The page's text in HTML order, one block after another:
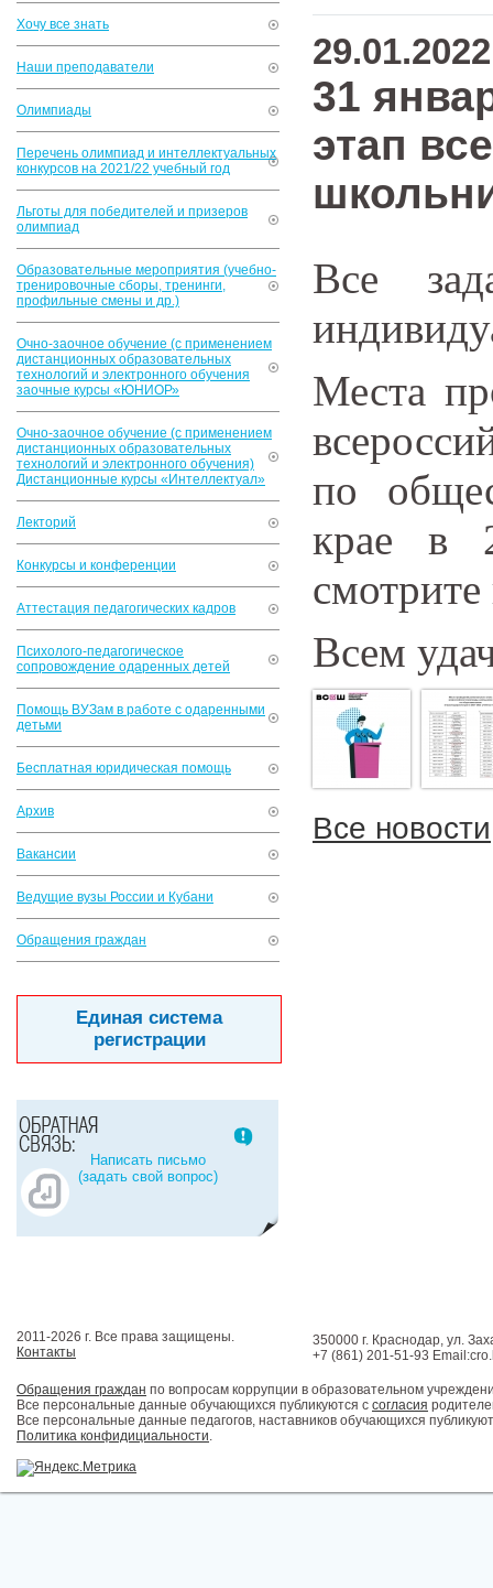
Хочу все знать
Наши преподаватели
Олимпиады
Перечень олимпиад и интеллектуальных
конкурсов на 2021/22 учебный год
Льготы для победителей и призеров
олимпиад
Образовательные мероприятия (учебно-
тренировочные сборы, тренинги,
профильные смены и др.)
Очно-заочное обучение (с применением
дистанционных образовательных
технологий и электронного обучения
заочные курсы «ЮНИОР»
Очно-заочное обучение (с применением
дистанционных образовательных
технологий и электронного обучения)
Дистанционные курсы «Интеллектуал»
Лекторий
Конкурсы и конференции
Аттестация педагогических кадров
Психолого-педагогическое
сопровождение одаренных детей
Помощь ВУЗам в работе с одаренными
детьми
Бесплатная юридическая помощь
Архив
Вакансии
Ведущие вузы России и Кубани
Обращения граждан
Единая система
регистрации
Написать письмо
(задать свой вопрос)
29.01.2022
31
этап
Все
Места
по
крае в
смотрите
Всем
Все новости
2011-2026 г. Все права защищены.
Контакты
350000 г. Краснодар, ул.
+7 (861) 201-51-93
Обращения граждан по вопросам коррупции в образовательном
Все персональные данные обучающихся публикуются с согласия
Все персональные данные педагогов, наставников обучающихся
Политика конфидициальности.